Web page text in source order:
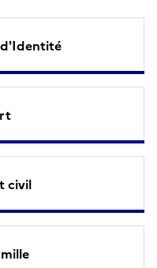
civil